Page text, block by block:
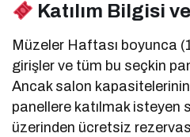
Katılım Bilgisi
Müzeler Haftası boyunca
girişler ve tüm bu seçkin
Ancak salon kapasitelerinin
panellere katılmak isteyen
üzerinden ücretsiz